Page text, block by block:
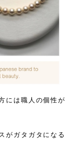
には職人の個性が
がガタガタになる